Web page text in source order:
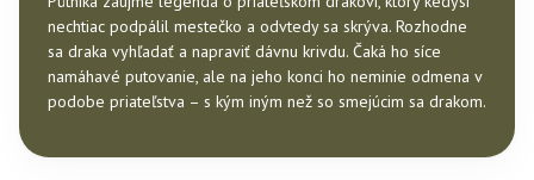
nechtiac podpálil mestečko a odvtedy sa skrýva. Rozhodne
sa draka vyhľadať a napraviť dávnu krivdu. Čaká ho síce
namáhavé putovanie, ale na jeho konci ho neminie odmena v
podobe priateľstva – s kým iným než so smejúcim sa drakom.